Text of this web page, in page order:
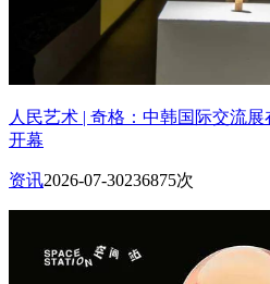
人民艺术 | 奇格：中韩国际交流
开幕
资讯2026-07-30236875次